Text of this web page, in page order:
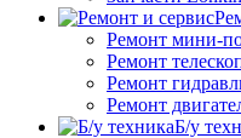
Ремонт мини-
Ремонт
Ремонт
Ремонт
Б/у